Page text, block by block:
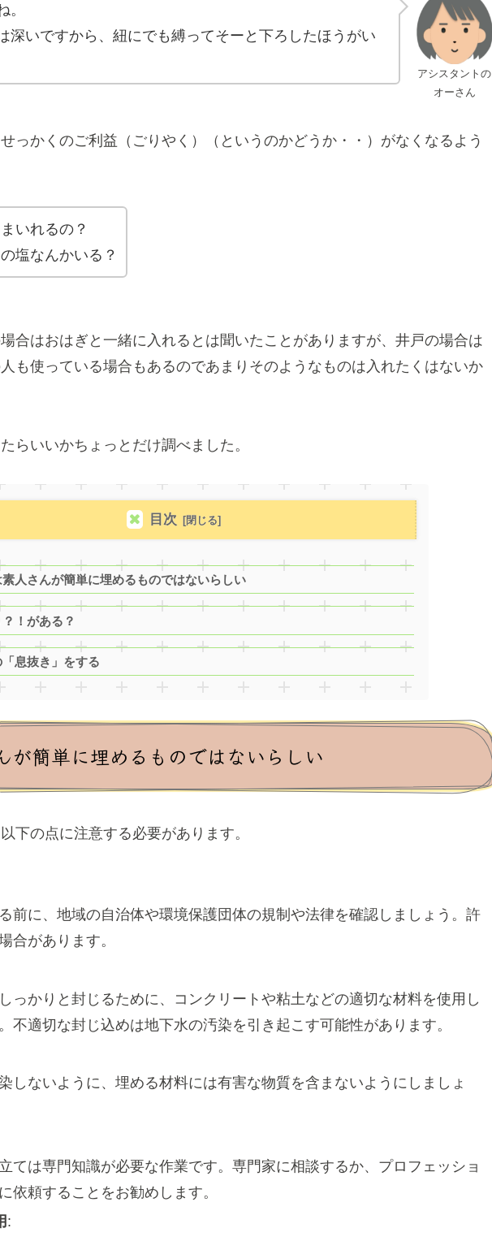
アシスタントの
オーさん
。
深いですから、紐にでも縛ってそーと下ろしたほうがい
っかくのご利益（ごりやく）（というのかどうか・・）がなくなるよう
いれるの？
塩なんかいる？
合はおはぎと一緒に入れるとは聞いたことがありますが、井戸の場合は
も使っている場合もあるのであまりそのようなものは入れたくはないか
らいいかちょっとだけ調べました。
目次
人さんが簡単に埋めるものではないらしい
！がある？
息抜き」をする
が簡単に埋めるものではないらしい
下の点に注意する必要があります。
前に、地域の自治体や環境保護団体の規制や法律を確認しましょう。許
合があります。
っかりと封じるために、コンクリートや粘土などの適切な材料を使用し
不適切な封じ込めは地下水の汚染を引き起こす可能性があります。
しないように、埋める材料には有害な物質を含まないようにしましょ
ては専門知識が必要な作業です。専門家に相談するか、プロフェッショ
依頼することをお勧めします。
: